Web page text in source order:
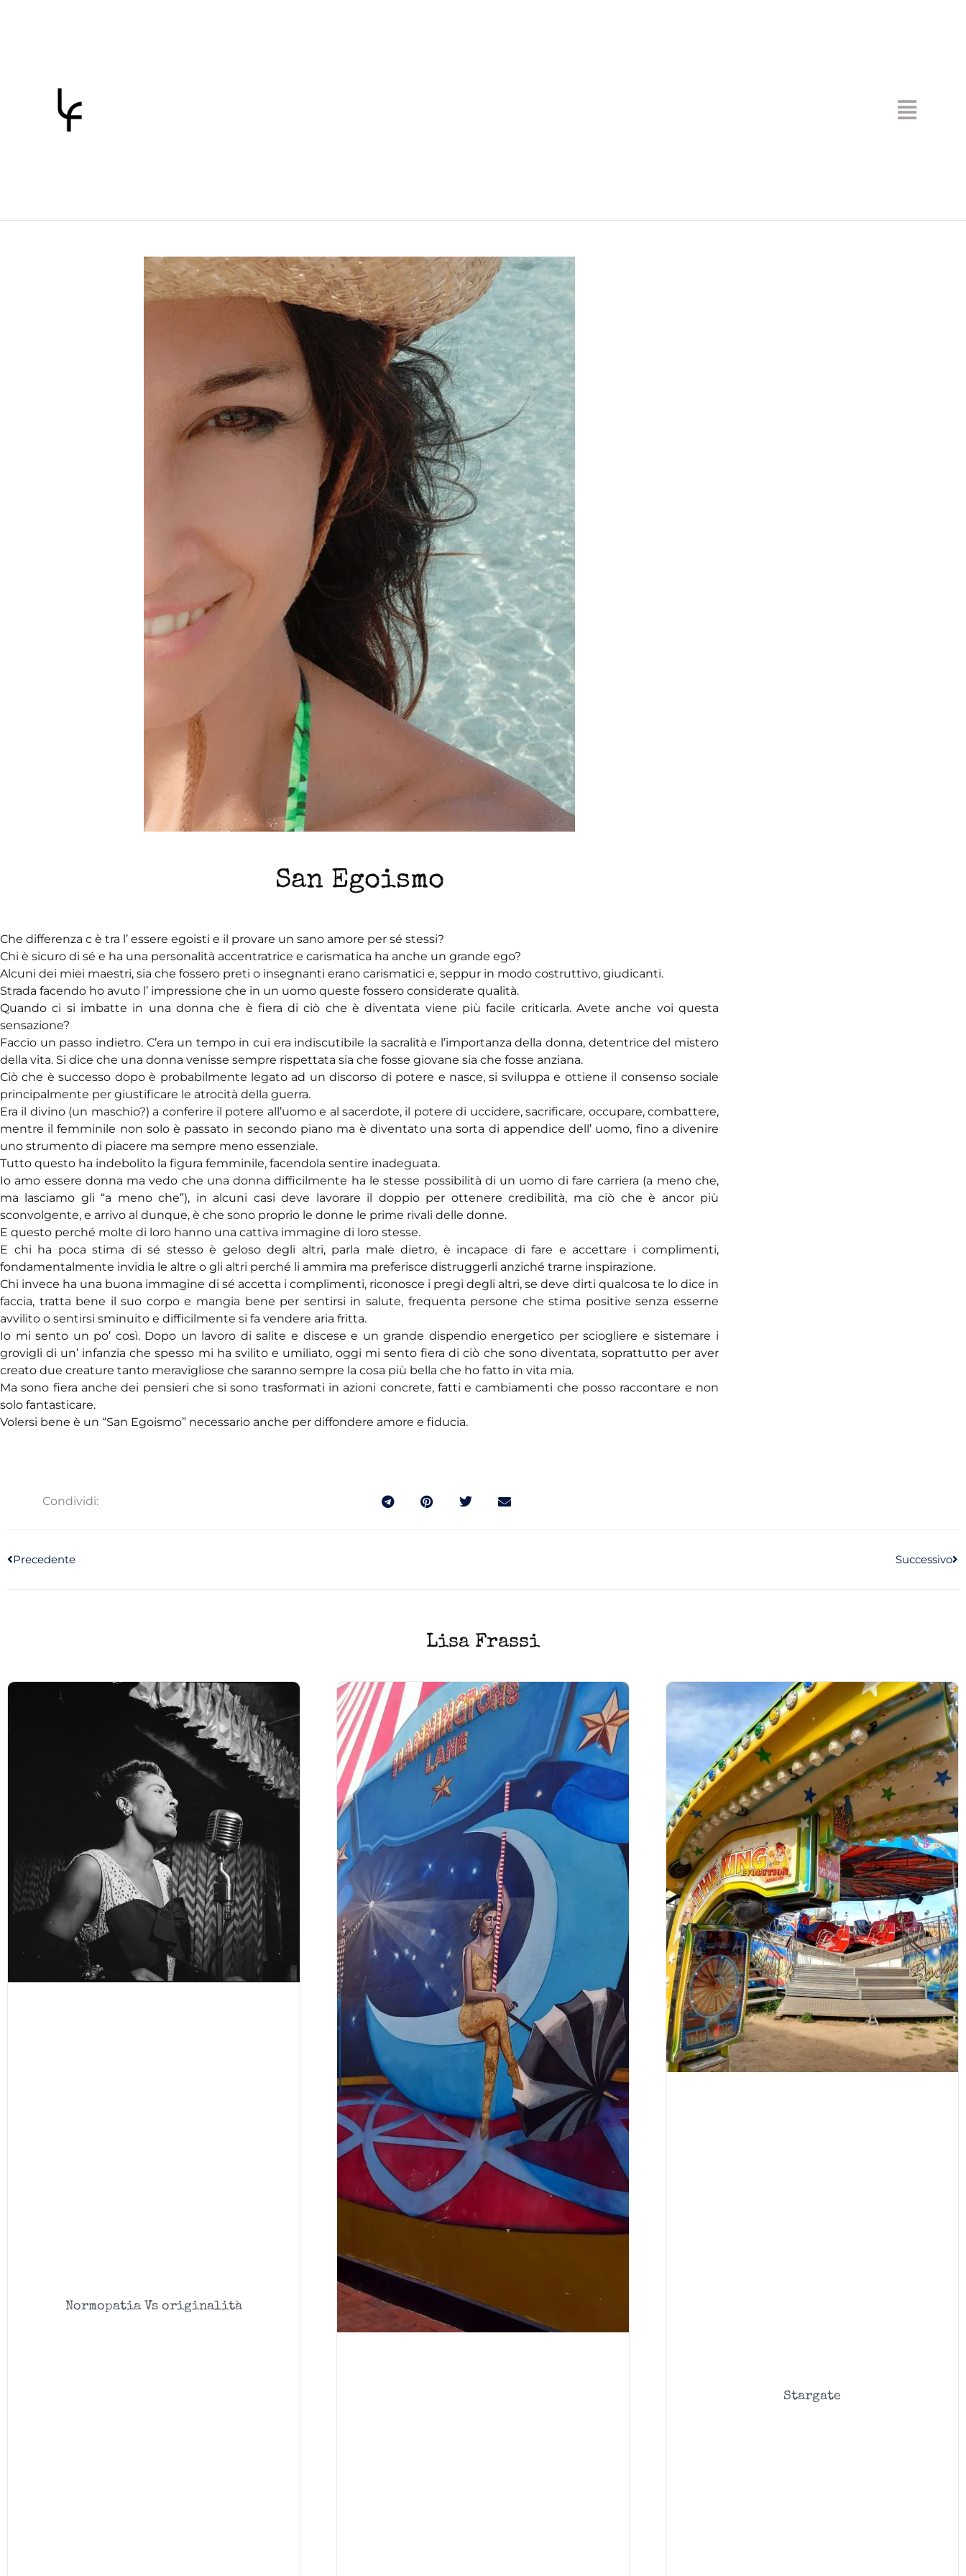
San Egoismo
Che differenza c è tra l’ essere egoisti e il provare un sano amore per sé stessi?
Chi è sicuro di sé e ha una personalità accentratrice e carismatica ha anche un grande ego?
Alcuni dei miei maestri, sia che fossero preti o insegnanti erano carismatici e, seppur in modo costruttivo, giudicanti.
Strada facendo ho avuto l’ impressione che in un uomo queste fossero considerate qualità.
Quando ci si imbatte in una donna che è fiera di ciò che è diventata viene più facile criticarla. Avete anche voi questa
sensazione?
Faccio un passo indietro. C’era un tempo in cui era indiscutibile la sacralità e l’importanza della donna, detentrice del mistero
della vita. Si dice che una donna venisse sempre rispettata sia che fosse giovane sia che fosse anziana.
Ciò che è successo dopo è probabilmente legato ad un discorso di potere e nasce, si sviluppa e ottiene il consenso sociale
principalmente per giustificare le atrocità della guerra.
Era il divino (un maschio?) a conferire il potere all’uomo e al sacerdote, il potere di uccidere, sacrificare, occupare, combattere,
mentre il femminile non solo è passato in secondo piano ma è diventato una sorta di appendice dell’ uomo, fino a divenire
uno strumento di piacere ma sempre meno essenziale.
Tutto questo ha indebolito la figura femminile, facendola sentire inadeguata.
Io amo essere donna ma vedo che una donna difficilmente ha le stesse possibilità di un uomo di fare carriera (a meno che,
ma lasciamo gli “a meno che”), in alcuni casi deve lavorare il doppio per ottenere credibilità, ma ciò che è ancor più
sconvolgente, e arrivo al dunque, è che sono proprio le donne le prime rivali delle donne.
E questo perché molte di loro hanno una cattiva immagine di loro stesse.
E chi ha poca stima di sé stesso è geloso degli altri, parla male dietro, è incapace di fare e accettare i complimenti,
fondamentalmente invidia le altre o gli altri perché li ammira ma preferisce distruggerli anziché trarne inspirazione.
Chi invece ha una buona immagine di sé accetta i complimenti, riconosce i pregi degli altri, se deve dirti qualcosa te lo dice in
faccia, tratta bene il suo corpo e mangia bene per sentirsi in salute, frequenta persone che stima positive senza esserne
avvilito o sentirsi sminuito e difficilmente si fa vendere aria fritta.
Io mi sento un po’ così. Dopo un lavoro di salite e discese e un grande dispendio energetico per sciogliere e sistemare i
grovigli di un’ infanzia che spesso mi ha svilito e umiliato, oggi mi sento fiera di ciò che sono diventata, soprattutto per aver
creato due creature tanto meravigliose che saranno sempre la cosa più bella che ho fatto in vita mia.
Ma sono fiera anche dei pensieri che si sono trasformati in azioni concrete, fatti e cambiamenti che posso raccontare e non
solo fantasticare.
Volersi bene è un “San Egoismo” necessario anche per diffondere amore e fiducia.
Condividi:
Precedente Successivo
Lisa Frassi
Normopatia Vs originalità
Stargate